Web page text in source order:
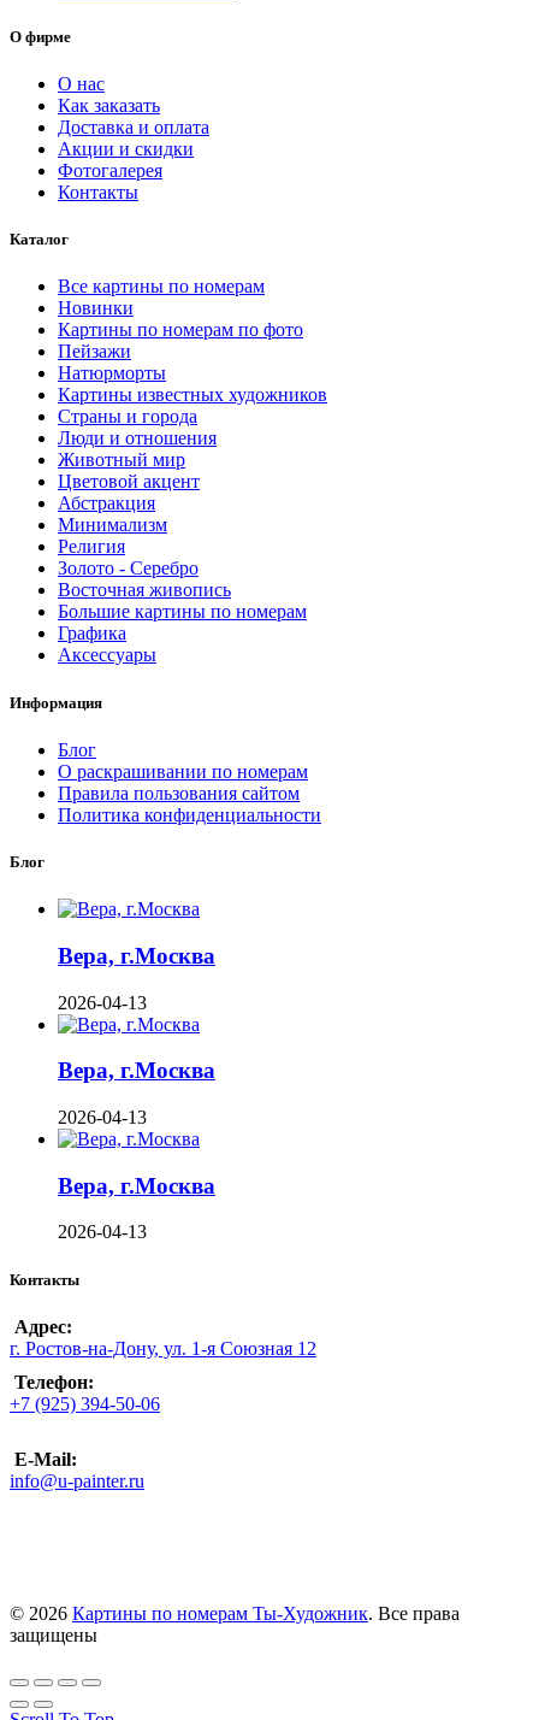
О фирме
О нас
Как заказать
Доставка и оплата
Акции и скидки
Фотогалерея
Контакты
Каталог
Все картины по номерам
Новинки
Картины по номерам по фото
Пейзажи
Натюрморты
Картины известных художников
Страны и города
Люди и отношения
Животный мир
Цветовой акцент
Абстракция
Минимализм
Религия
Золото - Серебро
Восточная живопись
Большие картины по номерам
Графика
Аксессуары
Информация
Блог
О раскрашивании по номерам
Правила пользования сайтом
Политика конфиденциальности
Блог
Вера, г.Москва
2026-04-13
Вера, г.Москва
2026-04-13
Вера, г.Москва
2026-04-13
Контакты
Адрес:
г. Ростов-на-Дону, ул. 1-я Союзная 12
Телефон:
+7 (925) 394-50-06
E-Mail:
info@u-painter.ru
© 2026 Картины по номерам Ты-Художник. Все права
защищены